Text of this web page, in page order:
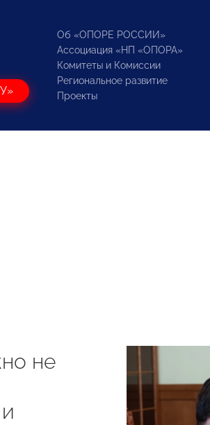
Об «ОПОРЕ РОССИИ»
Ассоциация «НП «ОПОРА»
Комитеты и Комиссии
Региональное развитие
Проекты
не